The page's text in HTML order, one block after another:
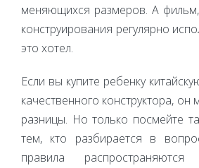
меняющихся размеров. А
конструирования регулярно
это хотел.
Если вы купите ребенку
качественного конструктора, он
разницы. Но только посмейте
тем, кто разбирается в
правила